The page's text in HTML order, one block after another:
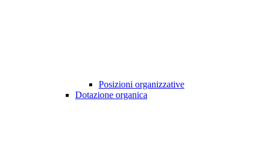
Posizioni organizzative
Dotazione organica